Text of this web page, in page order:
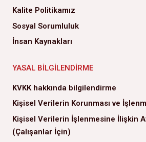
Kalite Politikamız
Sosyal Sorumluluk
İnsan Kaynakları
YASAL BILGILENDIRME
KVKK hakkında bilgilendirme
Kişisel Verilerin Korunması ve
Kişisel Verilerin İşlenmesine İlişkin
(Çalışanlar İçin)